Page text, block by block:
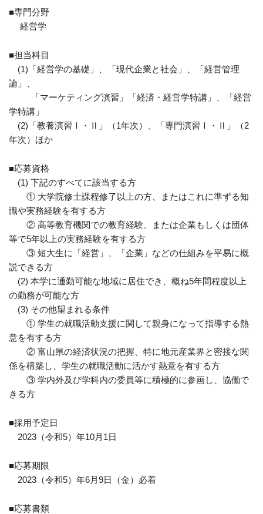
■専門分野
経営学
■担当科目
(1)「経営学の基礎」、「現代企業と社会」、「経営管理
論」、
「マーケティング演習」「経済・経営学特講」、「経営
学特講」
(2)「教養演習Ⅰ・Ⅱ」（1年次）、「専門演習Ⅰ・Ⅱ」（2
年次）ほか
■応募資格
(1) 下記のすべてに該当する方
① 大学院修士課程修了以上の方、またはこれに準ずる知
識や実務経験を有する方
② 高等教育機関での教育経験、または企業もしくは団体
等で5年以上の実務経験を有する方
③ 短大生に「経営」、「企業」などの仕組みを平易に概
説できる方
(2) 本学に通勤可能な地域に居住でき、概ね5年間程度以上
の勤務が可能な方
(3) その他望まれる条件
① 学生の就職活動支援に関して親身になって指導する熱
意を有する方
② 富山県の経済状況の把握、特に地元産業界と密接な関
係を構築し、学生の就職活動に活かす熱意を有する方
③ 学内外及び学科内の委員等に積極的に参画し、協働で
きる方
■採用予定日
2023（令和5）年10月1日
■応募期限
2023（令和5）年6月9日（金）必着
■応募書類